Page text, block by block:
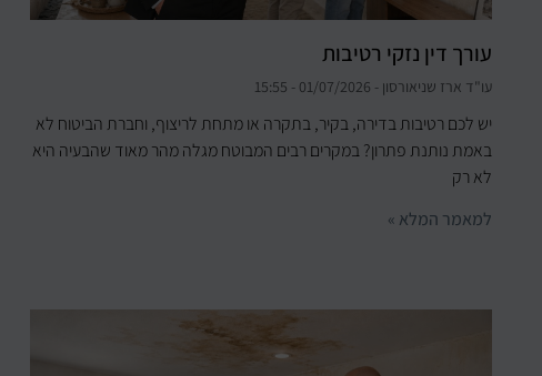
עורך דין נזקי רטיבות
עו"ד ארז שניאורסון
יש לכם רטיבות בדירה, בקיר, בתקרה או מתחת לריצוף, וחברת הביטוח לא
באמת נותנת פתרון? במקרים רבים המבוטח מגלה מהר מאוד שהבעיה היא
לא רק
למאמר המלא »